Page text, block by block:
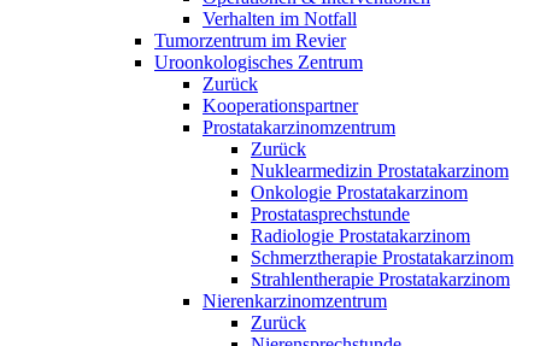
Verhalten im Notfall
Tumorzentrum im Revier
Uroonkologisches Zentrum
Zurück
Kooperationspartner
Prostatakarzinomzentrum
Zurück
Nuklearmedizin Prostatakarzinom
Onkologie Prostatakarzinom
Prostatasprechstunde
Radiologie Prostatakarzinom
Schmerztherapie Prostatakarzinom
Strahlentherapie Prostatakarzinom
Nierenkarzinomzentrum
Zurück